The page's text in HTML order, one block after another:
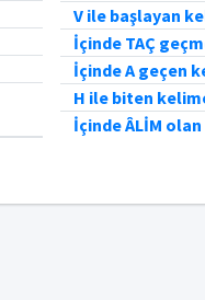
V ile başlayan
İçinde TAÇ
İçinde A geçen
H ile biten
İçinde ÂLİM